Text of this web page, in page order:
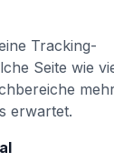
Tracking-
Seite wie
erwartet.